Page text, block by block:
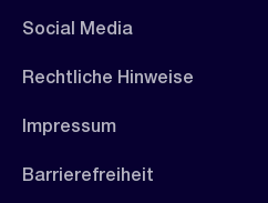
Social Media
Rechtliche Hinweise
Impressum
Barrierefreiheit